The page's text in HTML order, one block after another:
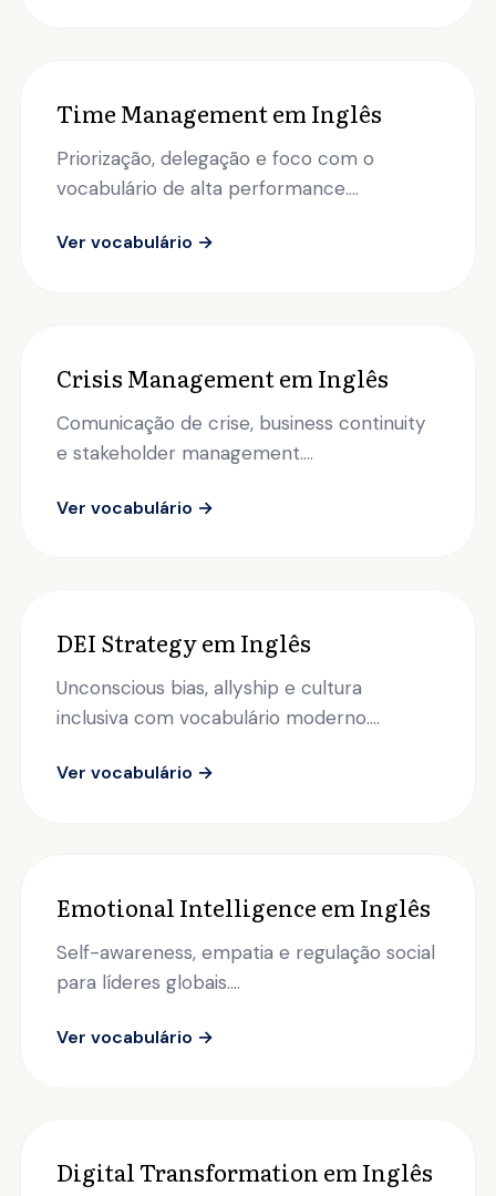
Time Management em Inglês
Priorização, delegação e foco com o
vocabulário de alta performance....
Ver vocabulário →
Crisis Management em Inglês
Comunicação de crise, business continuity
e stakeholder management....
Ver vocabulário →
DEI Strategy em Inglês
Unconscious bias, allyship e cultura
inclusiva com vocabulário moderno....
Ver vocabulário →
Emotional Intelligence em Inglês
Self-awareness, empatia e regulação social
para líderes globais....
Ver vocabulário →
Digital Transformation em Inglês